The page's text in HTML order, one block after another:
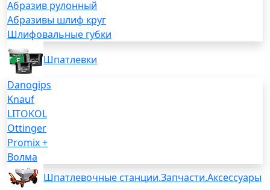
Абразив рулонный
Абразивы шлиф круг
Шлифовальные губки
Шпатлевки
Danogips
Knauf
LITOKOL
Ottinger
Promix +
Волма
Шпатлевочные станции.Запчасти.Аксессуары